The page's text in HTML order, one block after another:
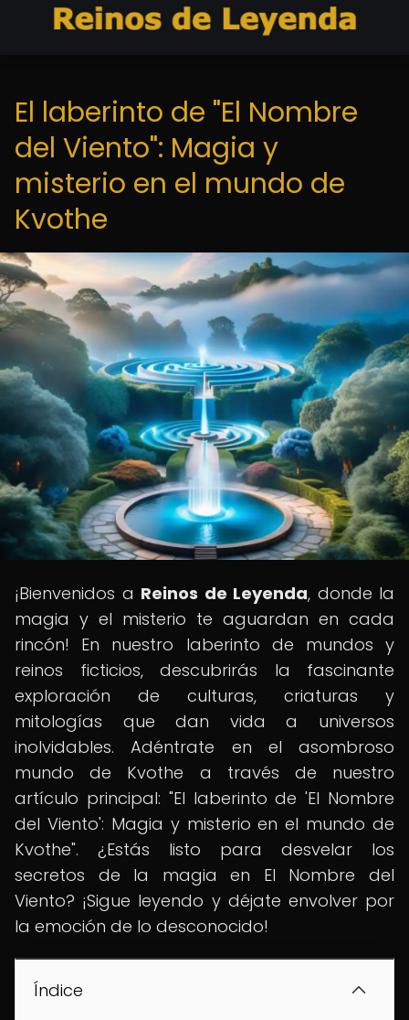
El laberinto de "El Nombre
del Viento": Magia y
misterio en el mundo de
Kvothe
¡Bienvenidos a Reinos de Leyenda, donde la
magia y el misterio te aguardan en cada
rincón! En nuestro laberinto de mundos y
reinos ficticios, descubrirás la fascinante
exploración de culturas, criaturas y
mitologías que dan vida a universos
inolvidables. Adéntrate en el asombroso
mundo de Kvothe a través de nuestro
artículo principal: "El laberinto de 'El Nombre
del Viento': Magia y misterio en el mundo de
Kvothe". ¿Estás listo para desvelar los
secretos de la magia en El Nombre del
Viento? ¡Sigue leyendo y déjate envolver por
la emoción de lo desconocido!
Índice